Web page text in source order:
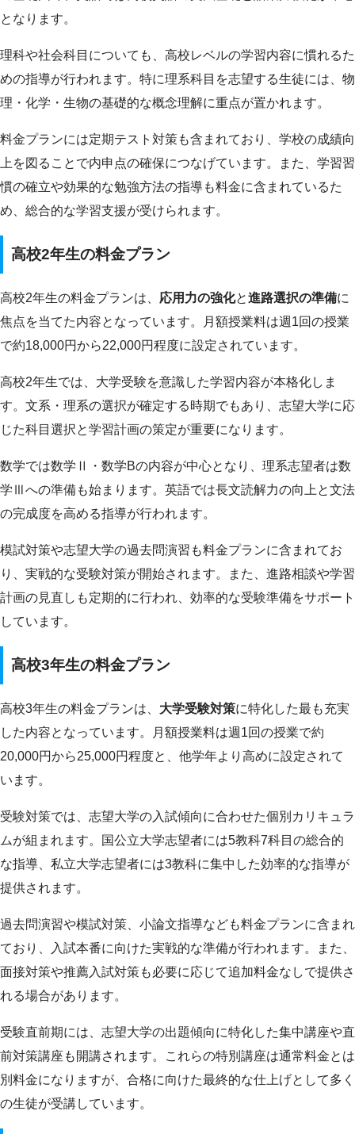
となります。
理科や社会科目についても、高校レベルの学習内容に慣れるた
めの指導が行われます。特に理系科目を志望する生徒には、物
理・化学・生物の基礎的な概念理解に重点が置かれます。
料金プランには定期テスト対策も含まれており、学校の成績向
上を図ることで内申点の確保につなげています。また、学習習
慣の確立や効果的な勉強方法の指導も料金に含まれているた
め、総合的な学習支援が受けられます。
高校2年生の料金プラン
高校2年生の料金プランは、 応用力の強化と進路選択の準備に
焦点を当てた内容となっています。月額授業料は週1回の授業
で約18,000円から22,000円程度に設定されています。
高校2年生では、大学受験を意識した学習内容が本格化しま
す。文系・理系の選択が確定する時期でもあり、志望大学に応
じた科目選択と学習計画の策定が重要になります。
数学では数学Ⅱ・数学Bの内容が中心となり、理系志望者は数
学Ⅲへの準備も始まります。英語では長文読解力の向上と文法
の完成度を高める指導が行われます。
模試対策や志望大学の過去問演習も料金プランに含まれてお
り、実戦的な受験対策が開始されます。また、進路相談や学習
計画の見直しも定期的に行われ、効率的な受験準備をサポート
しています。
高校3年生の料金プラン
高校3年生の料金プランは、 大学受験対策に特化した最も充実
した内容となっています。月額授業料は週1回の授業で約
20,000円から25,000円程度と、他学年より高めに設定されて
います。
受験対策では、志望大学の入試傾向に合わせた個別カリキュラ
ムが組まれます。国公立大学志望者には5教科7科目の総合的
な指導、私立大学志望者には3教科に集中した効率的な指導が
提供されます。
過去問演習や模試対策、小論文指導なども料金プランに含まれ
ており、入試本番に向けた実戦的な準備が行われます。また、
面接対策や推薦入試対策も必要に応じて追加料金なしで提供さ
れる場合があります。
受験直前期には、志望大学の出題傾向に特化した集中講座や直
前対策講座も開講されます。これらの特別講座は通常料金とは
別料金になりますが、合格に向けた最終的な仕上げとして多く
の生徒が受講しています。